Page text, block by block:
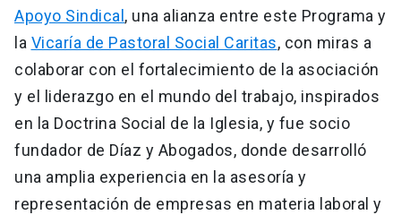
Apoyo Sindical , una alianza entre este Programa y
la Vicaría de Pastoral Social Caritas, con miras a
colaborar con el fortalecimiento de la asociación
y el liderazgo en el mundo del trabajo, inspirados
en la Doctrina Social de la Iglesia, y fue socio
fundador de Díaz y Abogados, donde desarrolló
una amplia experiencia en la asesoría y
representación de empresas en materia laboral y